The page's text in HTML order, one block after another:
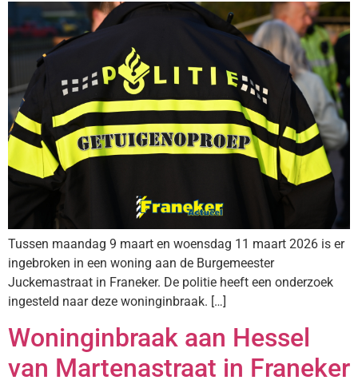
Tussen maandag 9 maart en woensdag 11 maart 2026 is er
ingebroken in een woning aan de Burgemeester
Juckemastraat in Franeker. De politie heeft een onderzoek
ingesteld naar deze woninginbraak. […]
Woninginbraak aan Hessel
van Martenastraat in Franeker